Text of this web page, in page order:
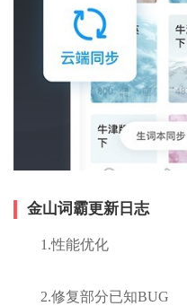
金山词霸更新日志
1.性能优化
2.修复部分已知BUG